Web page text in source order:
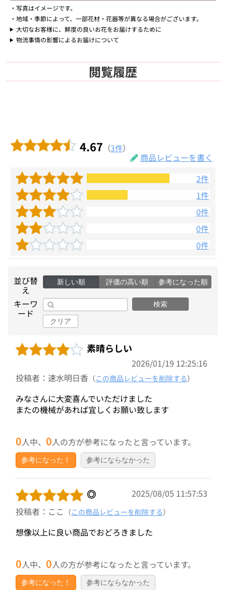
写真はイメージです。
地域・季節によって、一部花材・花器等が異なる場合がございます。
大切なお客様に、鮮度の良いお花をお届けするために
物流事情の影響によるお届けについて
閲覧履歴
4.67 （3件）
商品レビューを書く
2件
1件
0件
0件
0件
並び替
え
新しい順 評価の高い順 参考になった順
キーワ
ード
検索
クリア
素晴らしい
2026/01/19 12:25:16
投稿者：速水明日香 （この商品レビューを削除する）
みなさんに大変喜んでいただけました
またの機械があれば宜しくお願い致します
0人中、0人の方が参考になったと言っています。
参考になった！ 参考にならなかった
◎
2025/08/05 11:57:53
投稿者：ここ （この商品レビューを削除する）
想像以上に良い商品でおどろきました
0人中、0人の方が参考になったと言っています。
参考になった！ 参考にならなかった